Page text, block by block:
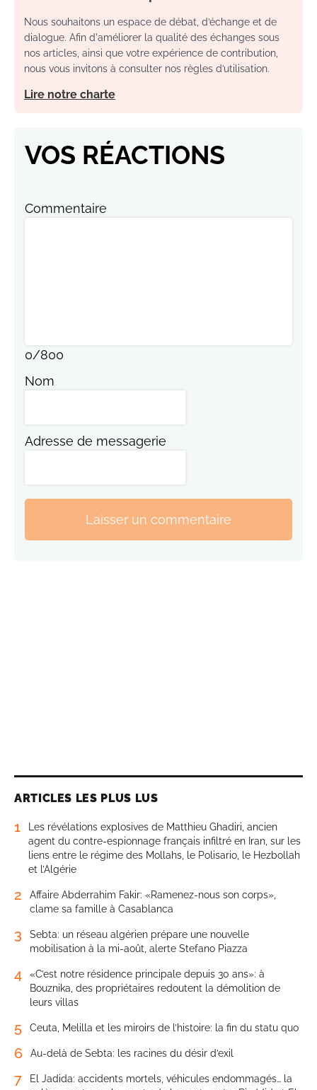
Nous souhaitons un espace de débat, d’échange et de
dialogue. Afin d'améliorer la qualité des échanges sous
nos articles, ainsi que votre expérience de contribution,
nous vous invitons à consulter nos règles d’utilisation.
Lire notre charte
VOS RÉACTIONS
Commentaire
0/800
Nom
Adresse de messagerie
Laisser un commentaire
ARTICLES LES PLUS LUS
1
Les révélations explosives de Matthieu Ghadiri, ancien
agent du contre-espionnage français infiltré en Iran, sur les
liens entre le régime des Mollahs, le Polisario, le Hezbollah
et l’Algérie
2
Affaire Abderrahim Fakir: «Ramenez-nous son corps»,
clame sa famille à Casablanca
3
Sebta: un réseau algérien prépare une nouvelle
mobilisation à la mi-août, alerte Stefano Piazza
4
«C’est notre résidence principale depuis 30 ans»: à
Bouznika, des propriétaires redoutent la démolition de
leurs villas
5 Ceuta, Melilla et les miroirs de l’histoire: la fin du statu quo
6 Au-delà de Sebta: les racines du désir d’exil
7
El Jadida: accidents mortels, véhicules endommagés… la